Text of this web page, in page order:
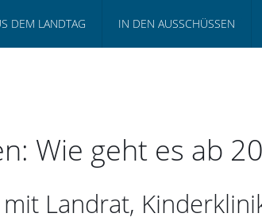
DEM LANDTAG IN DEN AUSSCHÜSSEN
Wie geht es ab
Landrat,